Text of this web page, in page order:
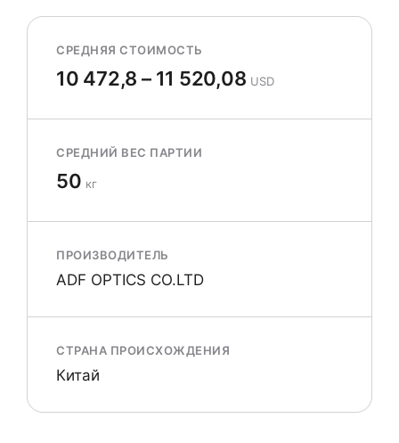
СРЕДНЯЯ СТОИМОСТЬ
10 472,8 – 11 520,08 USD
СРЕДНИЙ ВЕС ПАРТИИ
50 кг
ПРОИЗВОДИТЕЛЬ
ADF OPTICS CO.LTD
СТРАНА ПРОИСХОЖДЕНИЯ
Китай